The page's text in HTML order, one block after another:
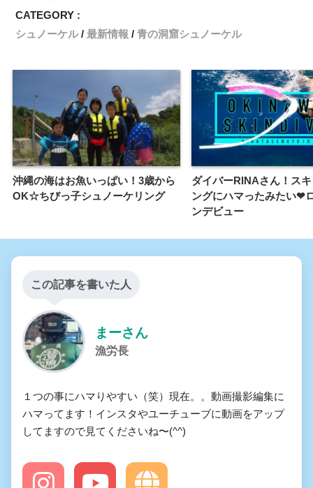
CATEGORY :
シュノーケル
最新情報 青の洞窟シュノーケル
沖縄の海はお魚いっぱい！3歳から
OK☆ちびっ子シュノーケリング
ダイバーRINAさん！ス
ングにハマったみたい❤
ンデビュー
この記事を書いた人
まーさん
漁労長
１つの事にハマりやすい（笑）現在。。動画撮影編集に
ハマってます！インスタやユーチューブに動画をアップ
してますので見てくださいね〜(^^)